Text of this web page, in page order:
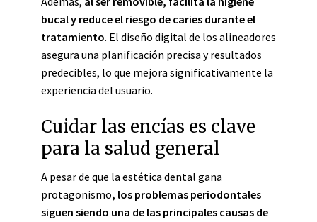
bucal y reduce el riesgo de caries durante el
tratamiento. El diseño digital de los alineadores
asegura una planificación precisa y resultados
predecibles, lo que mejora significativamente la
experiencia del usuario.
Cuidar las encías es clave
para la salud general
A pesar de que la estética dental gana
protagonismo, los problemas periodontales
siguen siendo una de las principales causas de